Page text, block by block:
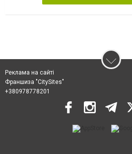
Реклама на сайті
Франшиза "CitySites"
+380978778201